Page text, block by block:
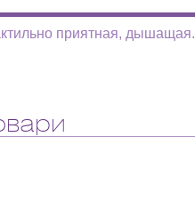
приятная, дышащая.